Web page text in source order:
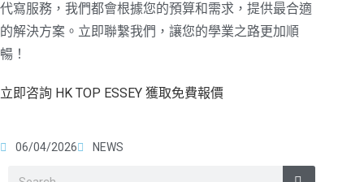
代寫服務，我們都會根據您的預算和需求，提供最合適
的解決方案。立即聯繫我們，讓您的學業之路更加順
暢！
立即咨詢 HK TOP ESSEY 獲取免費報價
06/04/2026 NEWS